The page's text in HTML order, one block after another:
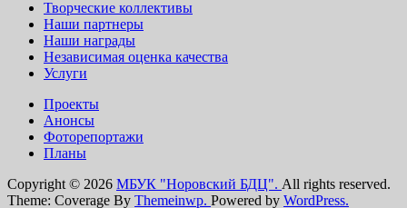
Творческие коллективы
Наши партнеры
Наши награды
Независимая оценка качества
Услуги
Проекты
Анонсы
Фоторепортажи
Планы
Copyright © 2026 МБУК "Норовский БДЦ". All rights reserved.
Theme: Coverage By Themeinwp. Powered by WordPress.